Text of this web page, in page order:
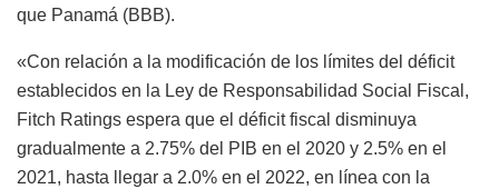
que Panamá (BBB).
«Con relación a la modificación de los límites del déficit
establecidos en la Ley de Responsabilidad Social Fiscal,
Fitch Ratings espera que el déficit fiscal disminuya
gradualmente a 2.75% del PIB en el 2020 y 2.5% en el
2021, hasta llegar a 2.0% en el 2022, en línea con la